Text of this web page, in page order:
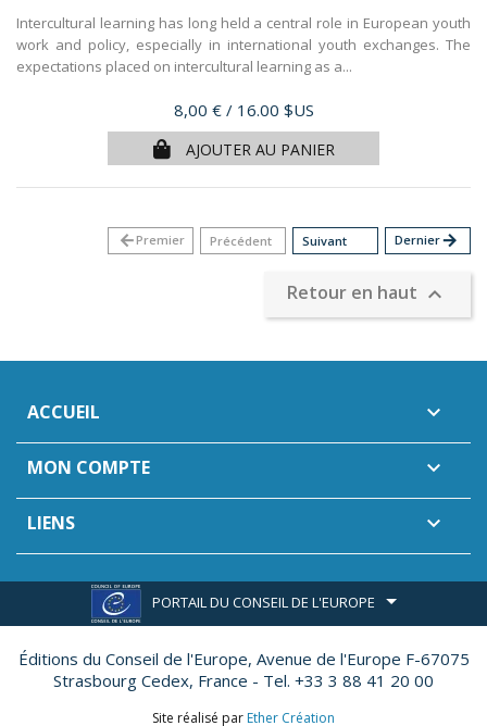
Intercultural learning has long held a central role in European youth
work and policy, especially in international youth exchanges. The
expectations placed on intercultural learning as a...
Prix
8,00 € / 16.00 $US
AJOUTER AU PANIER
arrow_backPremier Précédent Suivant Dernierarrow_forward
Retour en haut 
ACCUEIL 
MON COMPTE 
LIENS 
PORTAIL DU CONSEIL DE L'EUROPE
Éditions du Conseil de l'Europe, Avenue de l'Europe F-67075
Strasbourg Cedex, France - Tel. +33 3 88 41 20 00
Site réalisé par Ether Création